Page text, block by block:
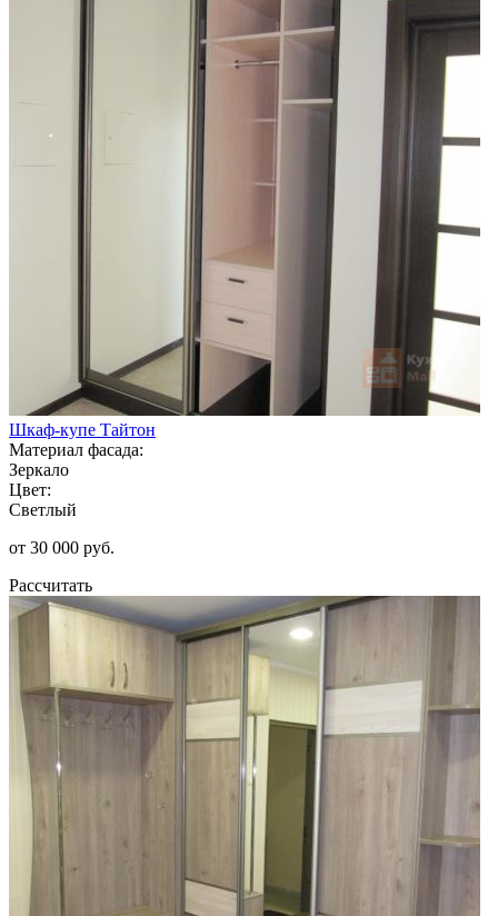
Шкаф-купе Тайтон
Материал фасада:
Зеркало
Цвет:
Светлый
от 30 000 руб.
Рассчитать